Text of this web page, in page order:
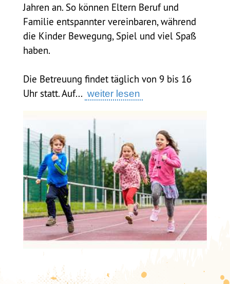
Jahren an. So können Eltern Beruf und
Familie entspannter vereinbaren, während
die Kinder Bewegung, Spiel und viel Spaß
haben.
Die Betreuung findet täglich von 9 bis 16
Uhr statt. Auf... weiter lesen